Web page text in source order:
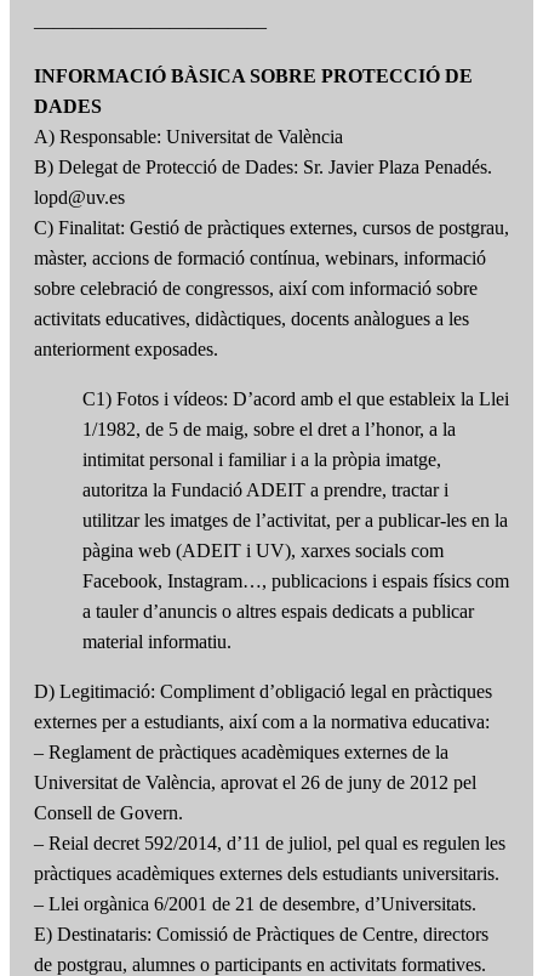
————————————
INFORMACIÓ BÀSICA SOBRE PROTECCIÓ DE
DADES
A) Responsable: Universitat de València
B) Delegat de Protecció de Dades: Sr. Javier Plaza Penadés.
lopd@uv.es
C) Finalitat: Gestió de pràctiques externes, cursos de postgrau,
màster, accions de formació contínua, webinars, informació
sobre celebració de congressos, així com informació sobre
activitats educatives, didàctiques, docents anàlogues a les
anteriorment exposades.
C1) Fotos i vídeos: D’acord amb el que estableix la Llei
1/1982, de 5 de maig, sobre el dret a l’honor, a la
intimitat personal i familiar i a la pròpia imatge,
autoritza la Fundació ADEIT a prendre, tractar i
utilitzar les imatges de l’activitat, per a publicar-les en la
pàgina web (ADEIT i UV), xarxes socials com
Facebook, Instagram…, publicacions i espais físics com
a tauler d’anuncis o altres espais dedicats a publicar
material informatiu.
D) Legitimació: Compliment d’obligació legal en pràctiques
externes per a estudiants, així com a la normativa educativa:
– Reglament de pràctiques acadèmiques externes de la
Universitat de València, aprovat el 26 de juny de 2012 pel
Consell de Govern.
– Reial decret 592/2014, d’11 de juliol, pel qual es regulen les
pràctiques acadèmiques externes dels estudiants universitaris.
– Llei orgànica 6/2001 de 21 de desembre, d’Universitats.
E) Destinataris: Comissió de Pràctiques de Centre, directors
de postgrau, alumnes o participants en activitats formatives.